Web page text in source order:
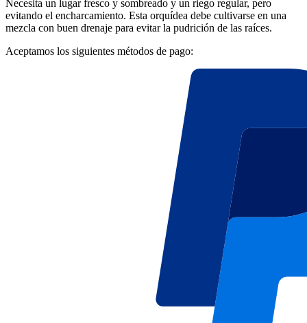
Necesita un lugar fresco y sombreado y un riego regular, pero
evitando el encharcamiento. Esta orquídea debe cultivarse en una
mezcla con buen drenaje para evitar la pudrición de las raíces.
Aceptamos los siguientes métodos de pago: